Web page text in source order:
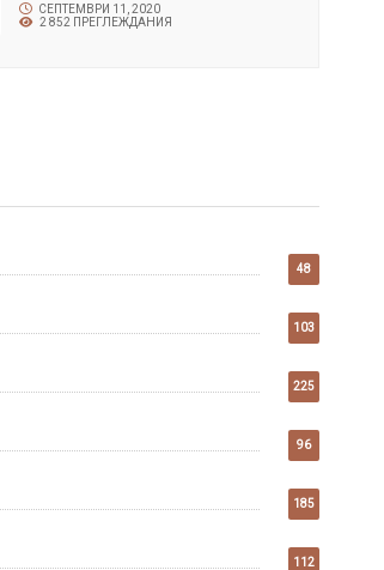
СЕПТЕМВРИ 11, 2020
2 852 ПРЕГЛЕЖДАНИЯ
48
103
225
96
185
112